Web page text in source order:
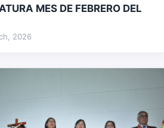
MES DE FEBRERO DEL
2026